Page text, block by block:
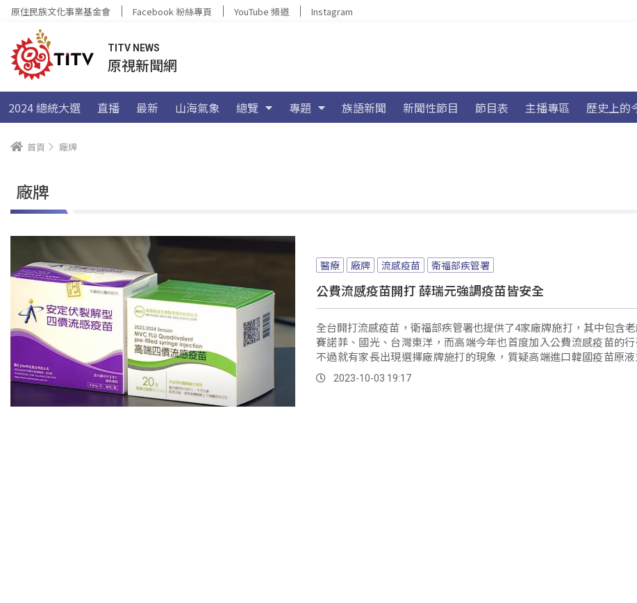
原住民族文化事業基金會 Facebook 粉絲專頁 YouTube 頻道 Instagram
TITV NEWS
原視新聞網
2024 總統大選 直播 最新 山海氣象 總覽 專題 族語新聞 新聞性節目 節目表 主播專區 歷史上的
首頁 廠牌
廠牌
醫療 廠牌 流感疫苗 衛福部疾管署
公費流感疫苗開打 薛瑞元強調疫苗皆安全
全台開打流感疫苗，衛福部疾管署也提供了4家廠牌施打，其中包含
賽諾菲、國光、台灣東洋，而高端今年也首度加入公費流感疫苗的行
不過就有家長出現選擇廠牌施打的現象，質疑高端進口韓國疫苗原液
有完成臨床實驗。
2023-10-03 19:17